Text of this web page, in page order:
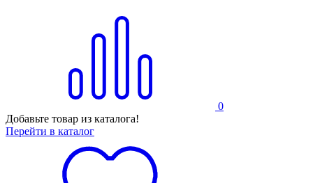
0
Добавьте товар из каталога!
Перейти в каталог